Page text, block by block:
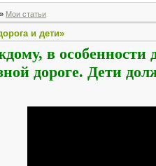
» Мои статьи
и дети»
в особенности
дороге. Дети